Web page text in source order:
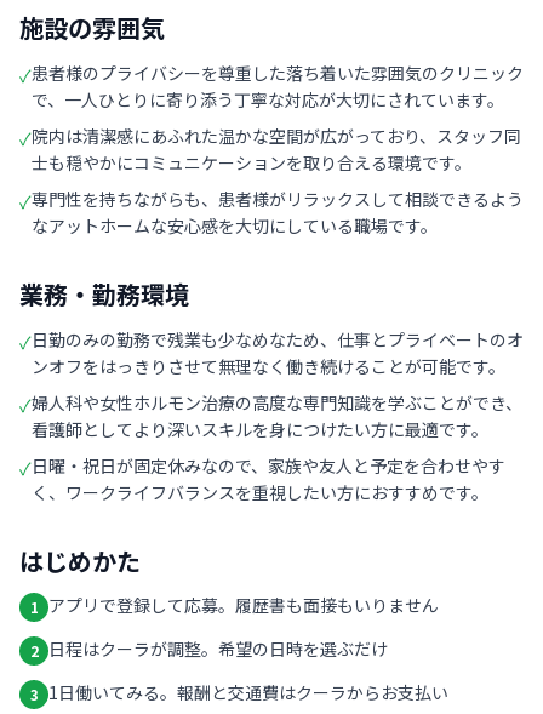
施設の雰囲気
✓患者様のプライバシーを尊重した落ち着いた雰囲気のクリニック
で、一人ひとりに寄り添う丁寧な対応が大切にされています。
✓院内は清潔感にあふれた温かな空間が広がっており、スタッフ同
士も穏やかにコミュニケーションを取り合える環境です。
✓専門性を持ちながらも、患者様がリラックスして相談できるよう
なアットホームな安心感を大切にしている職場です。
業務・勤務環境
✓日勤のみの勤務で残業も少なめなため、仕事とプライベートのオ
ンオフをはっきりさせて無理なく働き続けることが可能です。
✓婦人科や女性ホルモン治療の高度な専門知識を学ぶことができ、
看護師としてより深いスキルを身につけたい方に最適です。
✓日曜・祝日が固定休みなので、家族や友人と予定を合わせやす
く、ワークライフバランスを重視したい方におすすめです。
はじめかた
1 アプリで登録して応募。履歴書も面接もいりません
2 日程はクーラが調整。希望の日時を選ぶだけ
3 1日働いてみる。報酬と交通費はクーラからお支払い